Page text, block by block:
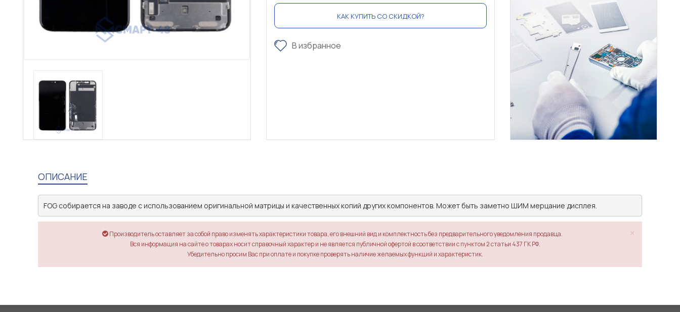
КАК КУПИТЬ СО СКИДКОЙ?
В избранное
ОПИСАНИЕ
FOG собирается на заводе с использованием оригинальной матрицы и качественных копий других компонентов. Может быть заметно ШИМ мерцание дисплея.
×
Производитель оставляет за собой право изменять характеристики товара, его внешний вид и комплектность без предварительного уведомления продавца.
Вся информация на сайте о товарах носит справочный характер и не является публичной офертой в соответствии с пунктом 2 статьи 437 ГК РФ.
Убедительно просим Вас при оплате и покупке проверять наличие желаемых функций и характеристик.